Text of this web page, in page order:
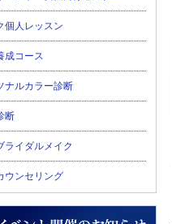
個人レッスン
成コース
ナルカラー診断
断
ライダルメイク
ウンセリング